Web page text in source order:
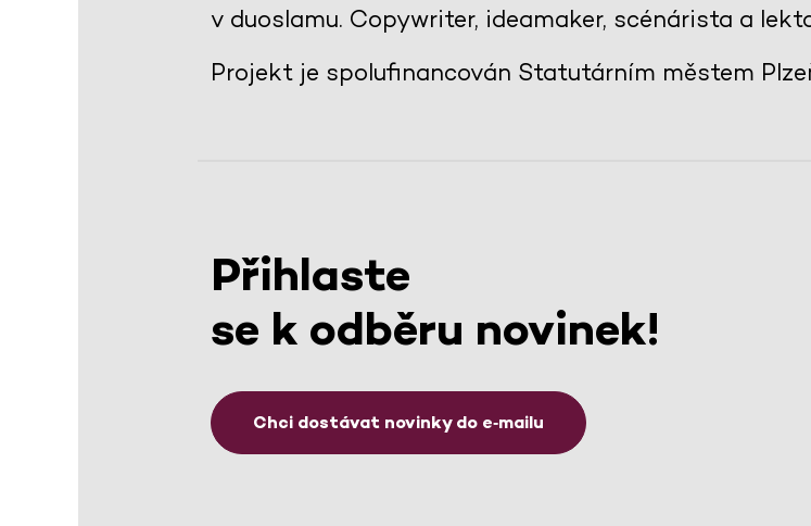
v duoslamu. Copywriter, ideamaker, scénárista a
Projekt je spolufinancován Statutárním městem
Přihlaste
se k odběru novinek!
Chci dostávat novinky do e‑mailu